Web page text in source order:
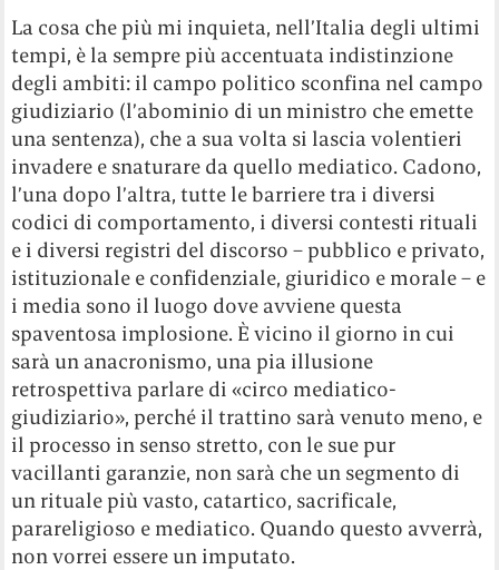
La cosa che più mi inquieta, nell’Italia degli ultimi
tempi, è la sempre più accentuata indistinzione
degli ambiti: il campo politico sconfina nel campo
giudiziario (l’abominio di un ministro che emette
una sentenza), che a sua volta si lascia volentieri
invadere e snaturare da quello mediatico. Cadono,
l’una dopo l’altra, tutte le barriere tra i diversi
codici di comportamento, i diversi contesti rituali
e i diversi registri del discorso – pubblico e privato,
istituzionale e confidenziale, giuridico e morale – e
i media sono il luogo dove avviene questa
spaventosa implosione. È vicino il giorno in cui
sarà un anacronismo, una pia illusione
retrospettiva parlare di «circo mediatico-
giudiziario», perché il trattino sarà venuto meno, e
il processo in senso stretto, con le sue pur
vacillanti garanzie, non sarà che un segmento di
un rituale più vasto, catartico, sacrificale,
parareligioso e mediatico. Quando questo avverrà,
non vorrei essere un imputato.